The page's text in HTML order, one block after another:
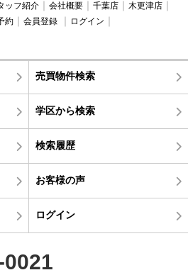
ッフ紹介 会社概要 千葉店
木更津店
約 会員登録
ログイン
売買物件検索
学区から検索
検索履歴
お客様の声
ログイン